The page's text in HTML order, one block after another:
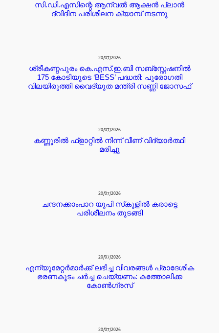
സി.ഡി.എസിന്റെ ആന്വൽ ആക്ഷൻ പ്ലാൻ
ദ്വിദിന പരിശീലന ക്യാമ്പ് നടന്നു
20/07/2026
ശ്രീകണ്ഠപുരം കെ.എസ്.ഇ.ബി സബ്‌സ്റ്റേഷനിൽ
175 കോടിയുടെ ‘BESS’ പദ്ധതി: പുരോഗതി
വിലയിരുത്തി വൈദ്യുത മന്ത്രി സണ്ണി ജോസഫ്
20/07/2026
കണ്ണൂരില്‍ ഫ്ളാറ്റില്‍ നിന്ന് വീണ് വിദ്യാര്‍ത്ഥി
മരിച്ചു
20/07/2026
ചന്ദനക്കാംപാറ യുപി സ്‌കൂളിൽ കരാട്ടെ
പരിശീലനം തുടങ്ങി
20/07/2026
എന്യൂമേറ്റർമാർക്ക് ലഭിച്ച വിവരങ്ങൾ പ്രാദേശിക
ഭരണകൂടം ചർച്ച ചെയ്യണം: കത്തോലിക്ക
കോൺഗ്രസ്
20/07/2026